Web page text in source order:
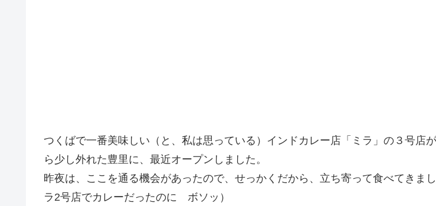
つくばで一番美味しい（と、私は思っている）インドカレー店「ミラ」の３号店
ら少し外れた豊里に、最近オープンしました。
昨夜は、ここを通る機会があったので、せっかくだから、立ち寄って食べてきま
ラ2号店でカレーだったのに ボソッ）